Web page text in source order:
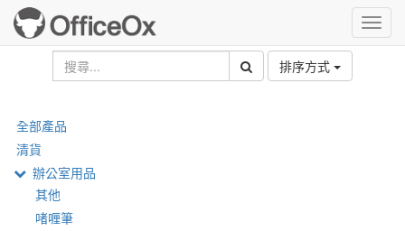
排序方式
全部產品
清貨
辦公室用品
其他
啫喱筆